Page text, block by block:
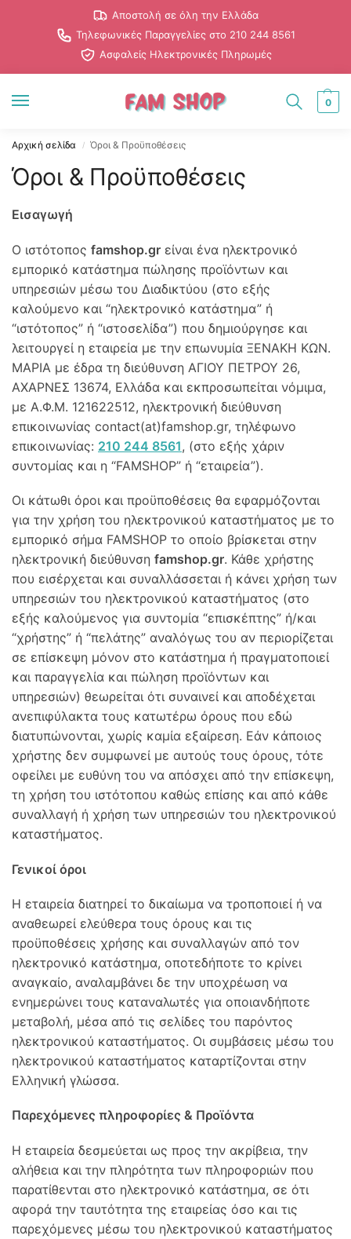
Αποστολή σε όλη την Ελλάδα
Τηλεφωνικές Παραγγελίες στο 210 244 8561
Ασφαλείς Ηλεκτρονικές Πληρωμές
0
Αρχική σελίδα / Όροι & Προϋποθέσεις
Όροι & Προϋποθέσεις
Εισαγωγή
O ιστότοπος famshop.gr είναι ένα ηλεκτρονικό
εμπορικό κατάστημα πώλησης προϊόντων και
υπηρεσιών μέσω του Διαδικτύου (στο εξής
καλούμενο και “ηλεκτρονικό κατάστημα” ή
“ιστότοπος” ή “ιστοσελίδα”) που δημιούργησε και
λειτουργεί η εταιρεία με την επωνυμία ΞΕΝΑΚΗ ΚΩΝ.
ΜΑΡΙΑ με έδρα τη διεύθυνση ΑΓΙΟΥ ΠΕΤΡΟΥ 26,
ΑΧΑΡΝΕΣ 13674, Ελλάδα και εκπροσωπείται νόμιμα,
με Α.Φ.Μ. 121622512, ηλεκτρονική διεύθυνση
επικοινωνίας contact(at)famshop.gr, τηλέφωνο
επικοινωνίας: 210 244 8561, (στο εξής χάριν
συντομίας και η “FAMSHOP” ή “εταιρεία”).
Οι κάτωθι όροι και προϋποθέσεις θα εφαρμόζονται
για την χρήση του ηλεκτρονικού καταστήματος με το
εμπορικό σήμα FAMSHOP το οποίο βρίσκεται στην
ηλεκτρονική διεύθυνση famshop.gr. Κάθε χρήστης
που εισέρχεται και συναλλάσσεται ή κάνει χρήση των
υπηρεσιών του ηλεκτρονικού καταστήματος (στο
εξής καλούμενος για συντομία “επισκέπτης” ή/και
“χρήστης” ή “πελάτης” αναλόγως του αν περιορίζεται
σε επίσκεψη μόνον στο κατάστημα ή πραγματοποιεί
και παραγγελία και πώληση προϊόντων και
υπηρεσιών) θεωρείται ότι συναινεί και αποδέχεται
ανεπιφύλακτα τους κατωτέρω όρους που εδώ
διατυπώνονται, χωρίς καμία εξαίρεση. Εάν κάποιος
χρήστης δεν συμφωνεί με αυτούς τους όρους, τότε
οφείλει με ευθύνη του να απόσχει από την επίσκεψη,
τη χρήση του ιστότοπου καθώς επίσης και από κάθε
συναλλαγή ή χρήση των υπηρεσιών του ηλεκτρονικού
καταστήματος.
Γενικοί όροι
Η εταιρεία διατηρεί το δικαίωμα να τροποποιεί ή να
αναθεωρεί ελεύθερα τους όρους και τις
προϋποθέσεις χρήσης και συναλλαγών από τον
ηλεκτρονικό κατάστημα, οποτεδήποτε το κρίνει
αναγκαίο, αναλαμβάνει δε την υποχρέωση να
ενημερώνει τους καταναλωτές για οποιανδήποτε
μεταβολή, μέσα από τις σελίδες του παρόντος
ηλεκτρονικού καταστήματος. Οι συμβάσεις μέσω του
ηλεκτρονικού καταστήματος καταρτίζονται στην
Ελληνική γλώσσα.
Παρεχόμενες πληροφορίες & Προϊόντα
H εταιρεία δεσμεύεται ως προς την ακρίβεια, την
αλήθεια και την πληρότητα των πληροφοριών που
παρατίθενται στο ηλεκτρονικό κατάστημα, σε ότι
αφορά την ταυτότητα της εταιρείας όσο και τις
παρεχόμενες μέσω του ηλεκτρονικού καταστήματος